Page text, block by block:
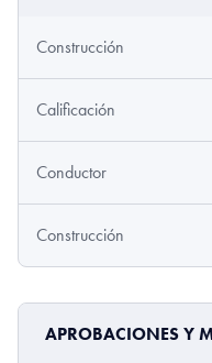
Construcción
Calificación
Conductor
Construcción
APROBACIONES Y